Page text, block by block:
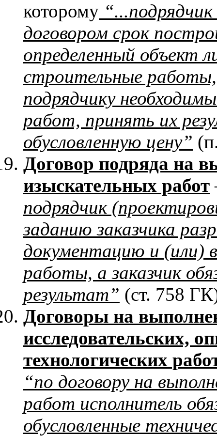
которому
договором срок
определенный объект
строительные работы,
подрядчику
работ, принять их
обусловленную цену”
Договор подряда на
изыскательных работ
подрядчик
заданию заказчика
документацию и (или)
работы, а заказчик
результат” (ст. 758
Договоры на
исследовательских,
технологических
“по договору на
работ исполнитель
обусловленные